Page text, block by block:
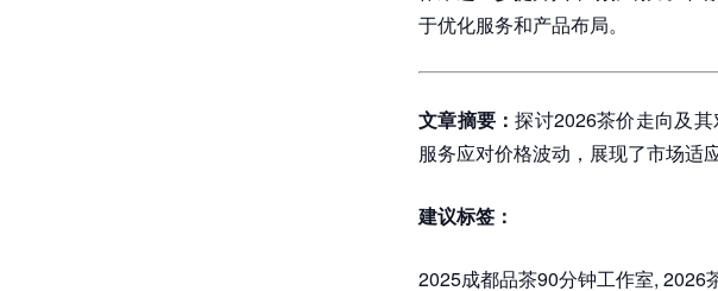
于优化服务和产品布局。
文章摘要：探讨2026茶价走向及
服务应对价格波动，展现了市场适应
建议标签：
2025成都品茶90分钟工作室, 2026